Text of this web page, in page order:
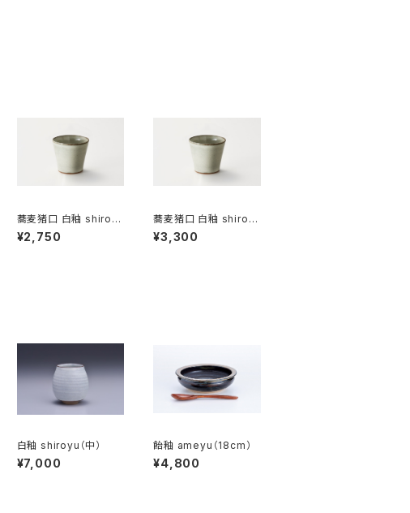
蕎麦猪口 白釉 shiroy
u [小]
¥2,750
蕎麦猪口 白釉 shiroy
u [大]
¥3,300
白釉 shiroyu（中）
¥7,000
飴釉 ameyu（18cm）
¥4,800